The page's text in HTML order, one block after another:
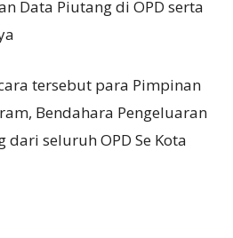
Data Piutang di OPD serta
tersebut para Pimpinan
Bendahara Pengeluaran
seluruh OPD Se Kota